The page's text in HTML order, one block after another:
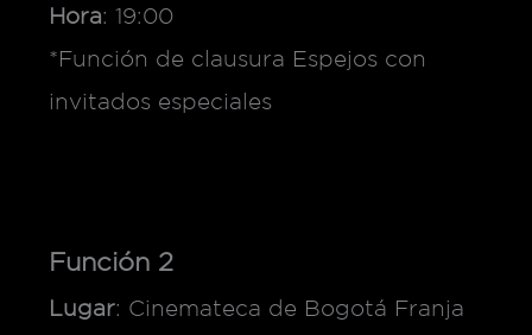
Hora: 19:00
*Función de clausura Espejos con
invitados especiales
Función 2
Lugar: Cinemateca de Bogotá Franja